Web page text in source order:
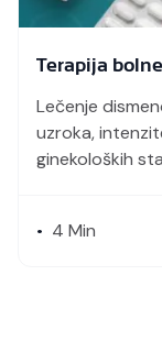
Terapija
Lečenje
uzroka,
ginekoloških
• 4 Min